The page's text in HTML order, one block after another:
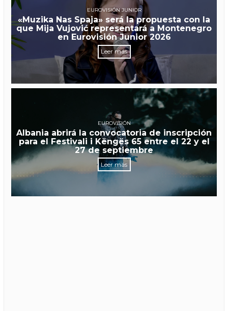
EUROVISIÓN JUNIOR
«Muzika Nas Spaja» será la propuesta con la
que Mija Vujović representará a Montenegro
en Eurovisión Junior 2026
Leer más
EUROVISIÓN
Albania abrirá la convocatoria de inscripción
para el Festivali i Këngës 65 entre el 22 y el
27 de septiembre
Leer más